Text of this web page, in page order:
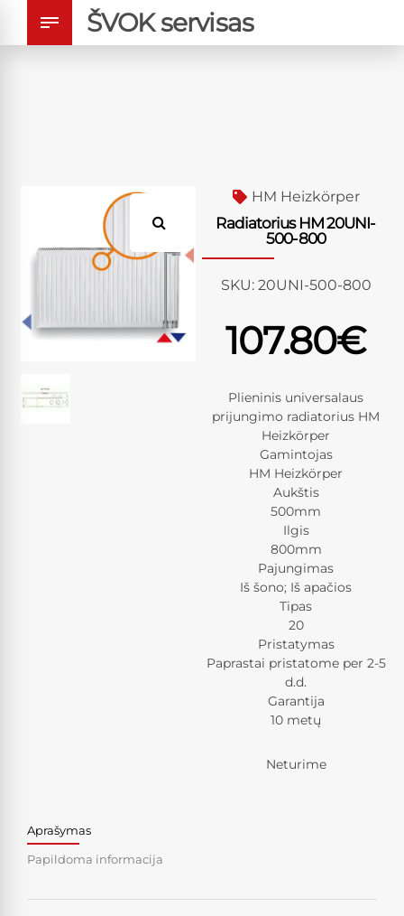
ŠVOK servisas
HM Heizkörper
Radiatorius HM 20UNI-
500-800
SKU: 20UNI-500-800
107.80€
Plieninis universalaus
prijungimo radiatorius HM
Heizkörper
Gamintojas
HM Heizkörper
Aukštis
500mm
Ilgis
800mm
Pajungimas
Iš šono; Iš apačios
Tipas
20
Pristatymas
Paprastai pristatome per 2-5
d.d.
Garantija
10 metų
Neturime
Aprašymas
Papildoma informacija